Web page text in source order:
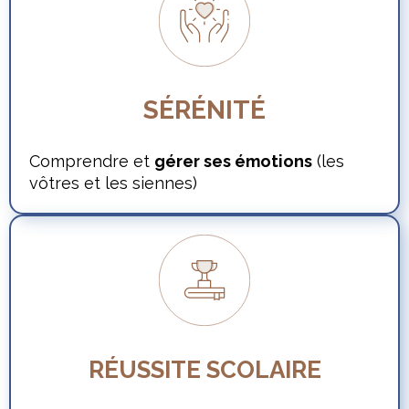
SÉRÉNITÉ
Comprendre et gérer ses émotions (les
vôtres et les siennes)
RÉUSSITE SCOLAIRE